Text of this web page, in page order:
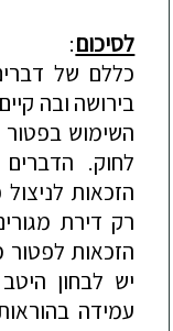
לסיכום:
כללם של
בירושה ובה
השימושבפטור
לחוק. הדברים
הזכאות לניצול
רק דירת
הזכאות לפטור
יש לבחון היטב
עמידה